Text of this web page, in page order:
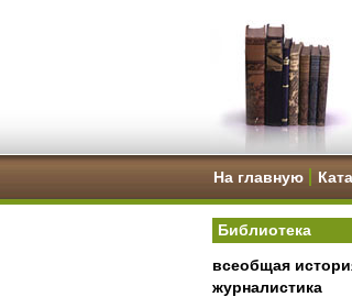
На главную
Библиотека
всеобщая
журналистика